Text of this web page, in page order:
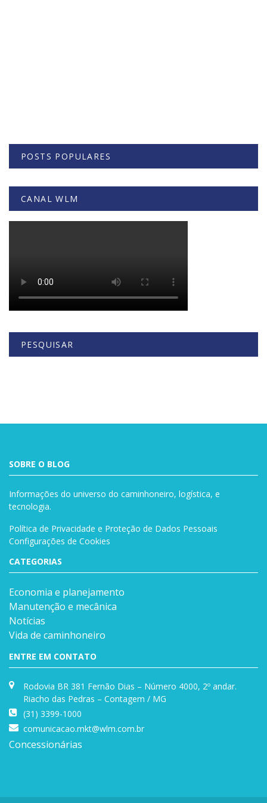
POSTS POPULARES
CANAL WLM
PESQUISAR
SOBRE O BLOG
Informações do universo do caminhoneiro, logística, e
tecnologia.
Política de Privacidade e Proteção de Dados Pessoais
Configurações de Cookies
CATEGORIAS
Economia e planejamento
Manutenção e mecânica
Notícias
Vida de caminhoneiro
ENTRE EM CONTATO
Rodovia BR 381 Fernão Dias – Número 4000, 2º andar.
Riacho das Pedras – Contagem / MG
(31) 3399-1000
comunicacao.mkt@wlm.com.br
Concessionárias